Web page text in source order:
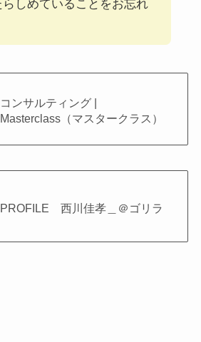
しめていることをお忘れ
コンサルティング |
Masterclass（マスタークラス）
PROFILE 西川佳孝＿＠ゴリラ